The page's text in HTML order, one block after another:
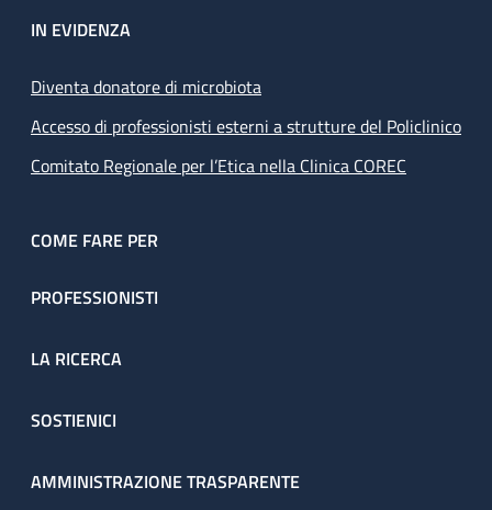
IN EVIDENZA
Diventa donatore di microbiota
Accesso di professionisti esterni a strutture del Policlinico
Comitato Regionale per l’Etica nella Clinica COREC
COME FARE PER
PROFESSIONISTI
LA RICERCA
SOSTIENICI
AMMINISTRAZIONE TRASPARENTE